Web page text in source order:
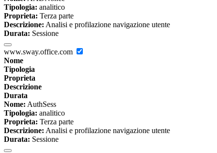
Tipologia: analitico
Proprieta: Terza parte
Descrizione: Analisi e profilazione navigazione utente
Durata: Sessione
www.sway.office.com
Nome
Tipologia
Proprieta
Descrizione
Durata
Nome: AuthSess
Tipologia: analitico
Proprieta: Terza parte
Descrizione: Analisi e profilazione navigazione utente
Durata: Sessione